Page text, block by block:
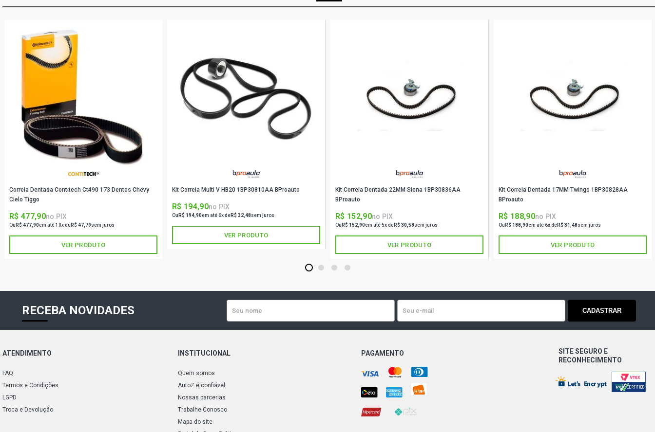
Correia Dentada Contitech Ct490 173 Dentes Chevy
Cielo Tiggo
R$ 477,90no PIX
Ou R$ 477,90em até 10x deR$ 47,79sem juros
VER PRODUTO
Kit Correia Multi V HB20 1BP30810AA BProauto
R$ 194,90no PIX
Ou R$ 194,90em até 6x deR$ 32,48sem juros
VER PRODUTO
Kit Correia Dentada 22MM Siena 1BP30836AA
BProauto
R$ 152,90no PIX
Ou R$ 152,90em até 5x deR$ 30,58sem juros
VER PRODUTO
Kit Correia Dentada 17MM Twingo 1BP30828AA
BProauto
R$ 188,90no PIX
Ou R$ 188,90em até 6x deR$ 31,48sem juros
VER PRODUTO
1 2 3 4
RECEBA NOVIDADES CADASTRAR
ATENDIMENTO
FAQ
Termos e Condições
LGPD
Troca e Devolução
INSTITUCIONAL
Quem somos
AutoZ é confiável
Nossas parcerias
Trabalhe Conosco
Mapa do site
PAGAMENTO
SITE SEGURO E
RECONHECIMENTO